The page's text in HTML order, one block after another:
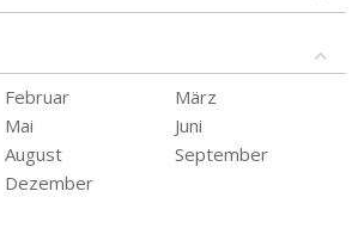
Februar
März
Mai
Juni
August
September
Dezember